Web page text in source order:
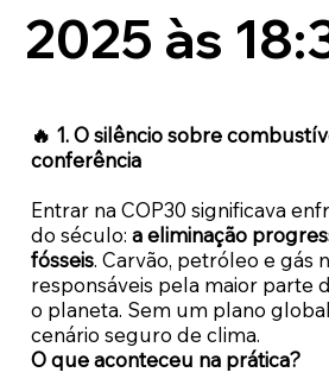
2025 às
🔥 1. O silêncio sobre
conferência
Entrar na COP30 significava
do século: a eliminação
fósseis. Carvão, petróleo e gás
responsáveis pela maior parte
o planeta. Sem um plano
cenário seguro de clima.
O que aconteceu na prática?